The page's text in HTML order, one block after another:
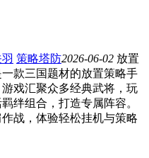
策略塔防2026-06-02 放置
款三国题材的放置策略手
戏汇聚众多经典武将，玩
绊组合，打造专属阵容。
战，体验轻松挂机与策略